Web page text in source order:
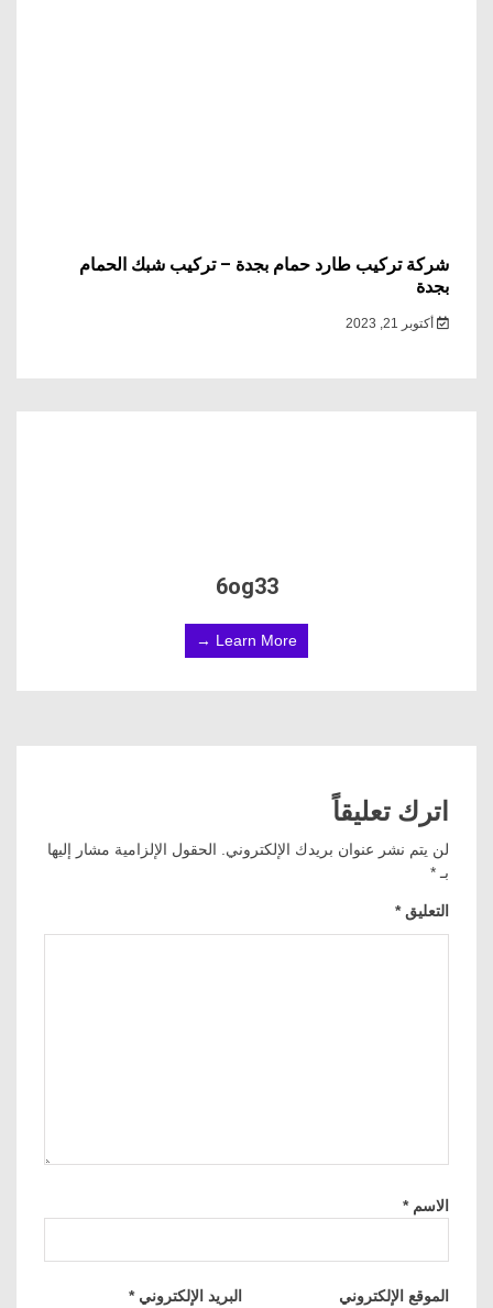
شركة تركيب طارد حمام بجدة – تركيب شبك الحمام
بجدة
أكتوبر 21, 2023
6og33
Learn More →
اترك تعليقاً
لن يتم نشر عنوان بريدك الإلكتروني. الحقول الإلزامية مشار إليها
بـ*
التعليق*
الاسم*
البريد الإلكتروني* الموقع الإلكتروني